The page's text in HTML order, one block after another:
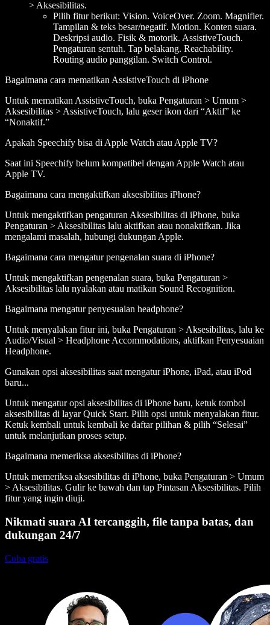
> Aksesibilitas.
Pilih fitur berikut: Vision. VoiceOver. Zoom. Magnifier.
Tampilan & teks besar/negatif. Motion. Konten suara.
Deskripsi audio. Fisik & motorik. AssistiveTouch.
Pengaturan sentuh. Tap belakang. Reachability.
Routing audio panggilan. Switch Control.
Bagaimana cara mematikan AssistiveTouch di iPhone
Untuk mematikan AssistiveTouch, buka Pengaturan > Umum >
Aksesibilitas > AssistiveTouch, lalu geser ikon dari “Aktif” ke
“Nonaktif.”
Apakah Speechify bisa di Apple Watch atau Apple TV?
Saat ini Speechify belum kompatibel dengan Apple Watch atau
Apple TV.
Bagaimana cara mengaktifkan aksesibilitas iPhone?
Untuk mengaktifkan pengaturan Aksesibilitas di iPhone, buka
Pengaturan > Aksesibilitas lalu aktifkan atau nonaktifkan. Jika
mengalami masalah, hubungi dukungan Apple.
Bagaimana cara mengatur pengenalan suara di iPhone?
Untuk mengaktifkan pengenalan suara, buka Pengaturan >
Aksesibilitas lalu nyalakan atau matikan Sound Recognition.
Bagaimana mengatur penyesuaian headphone?
Untuk menyalakan fitur ini, buka Pengaturan > Aksesibilitas, lalu ke
Audio/Visual > Headphone Accommodations, aktifkan Penyesuaian
Headphone.
Gunakan opsi aksesibilitas saat mengatur iPhone, iPad, atau iPod
baru...
Untuk mengatur opsi aksesibilitas di iPhone baru, ketuk tombol
aksesibilitas di layar Quick Start. Pilih opsi untuk menyalakan fitur.
Ketuk kembali untuk kembali ke daftar pilihan & pilih “Selesai”
untuk melanjutkan proses setup.
Bagaimana memeriksa aksesibilitas di iPhone?
Untuk memeriksa aksesibilitas di iPhone, buka Pengaturan > Umum
> Aksesibilitas. Gulir ke bawah dan tap Pintasan Aksesibilitas. Pilih
fitur yang ingin diuji.
Nikmati suara AI tercanggih, file tanpa batas, dan
dukungan 24/7
Coba gratis